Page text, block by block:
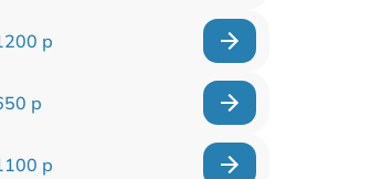
р
р
р